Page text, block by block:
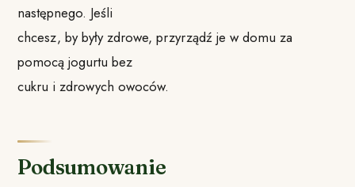
następnego. Jeśli
chcesz, by były zdrowe, przyrządź je w domu za
pomocą jogurtu bez
cukru i zdrowych owoców.
Podsumowanie